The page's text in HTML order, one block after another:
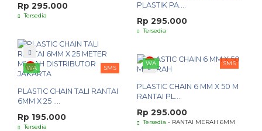
Rp 295.000
Tersedia
PLASTIK PA....
Rp 295.000
Tersedia
WA SMS
PLASTIC CHAIN TALI RANTAI
6MM X 25 ....
Rp 195.000
Tersedia
WA SMS
PLASTIC CHAIN 6 MM X 50 M
RANTAI PL....
Rp 295.000
Tersedia - RANTAI MERAH 6MM